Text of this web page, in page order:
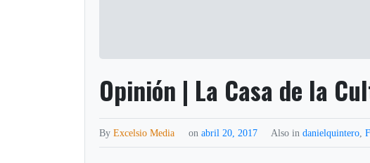
Opinión | La Casa de la
ByExcelsio Media onabril 20, 2017 Also indanielquintero ,